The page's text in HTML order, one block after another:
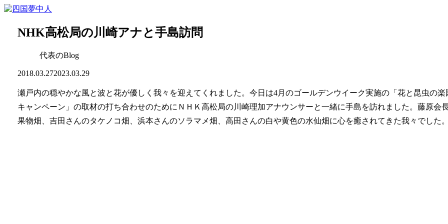
NHK高松局の川崎アナと手島訪問
代表のBlog
2018.03.272023.03.29
瀬戸内の穏やかな風と波と花が優しく我々を迎えてくれました。今日は4月のゴールデンウイーク実施の「花と昆虫の楽
キャンペーン」の取材の打ち合わせのためにＮＨＫ高松局の川崎理加アナウンサーと一緒に手島を訪れました。藤原会
果物畑、吉田さんのタケノコ畑、浜本さんのソラマメ畑、高田さんの白や黄色の水仙畑に心を癒されてきた我々でした。